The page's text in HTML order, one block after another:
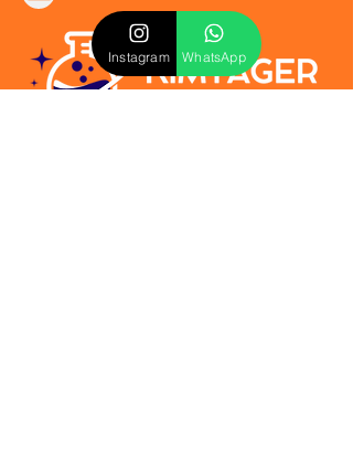
Instagram WhatsApp